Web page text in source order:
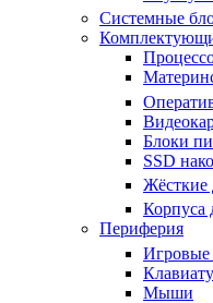
Системные
Блоки
SSD
Жёсткие
Корпуса
Периферия
Мыши